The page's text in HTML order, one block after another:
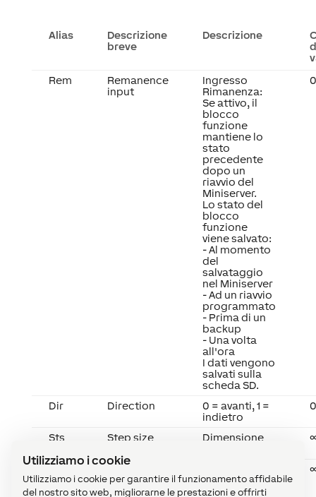
Utilizziamo i cookie
Utilizziamo i cookie per garantire il funzionamento affidabile
del nostro sito web, migliorarne le prestazioni e offrirti
Alias
Descrizione
breve
Descrizione
Rem
Remanence
input
Ingresso
Rimanenza:
Se attivo, il
blocco
funzione
mantiene lo
stato
precedente
dopo un
riavvio del
Miniserver.
Lo stato del
blocco
funzione
viene salvato:
- Al momento
del
salvataggio
nel Miniserver
- Ad un riavvio
programmato
- Prima di un
backup
- Una volta
all'ora
I dati vengono
salvati sulla
scheda SD.
Dir Direction
0 = avanti, 1 =
indietro
Sts Step size
Dimensione
massimo in
uscita (V)